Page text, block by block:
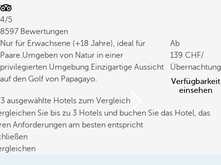
4/5
8597 Bewertungen
Nur für Erwachsene (+18 Jahre), ideal für
Paare.Umgeben von Natur in einer
privilegierten Umgebung.Einzigartige Aussicht
auf den Golf von Papagayo.
Ab
139
/
Übernachtung
Verfügbarkeit
einsehen
ausgewählte Hotels zum Vergleich
Sie bis zu 3 Hotels und buchen Sie das Hotel, das
Anforderungen am besten entspricht